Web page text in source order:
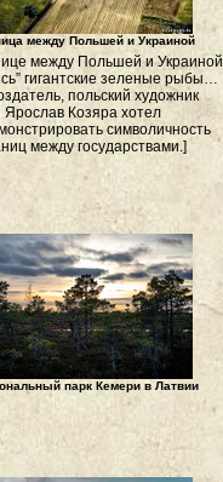
между Польшей и Украиной
между Польшей и Украиной
гигантские зеленые рыбы…
польский художник
Ярослав Козяра хотел
символичность
между государствами.]
парк Кемери в Латвии